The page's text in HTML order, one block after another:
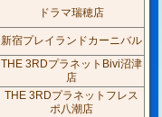
ドラマ瑞穂店
新宿プレイランドカーニバル
THE 3RDプラネットBivi沼津
店
THE 3RDプラネットフレス
ポ八潮店